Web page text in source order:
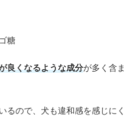
糖
良くなるような成分が多く含ま
るので、犬も違和感を感じにく